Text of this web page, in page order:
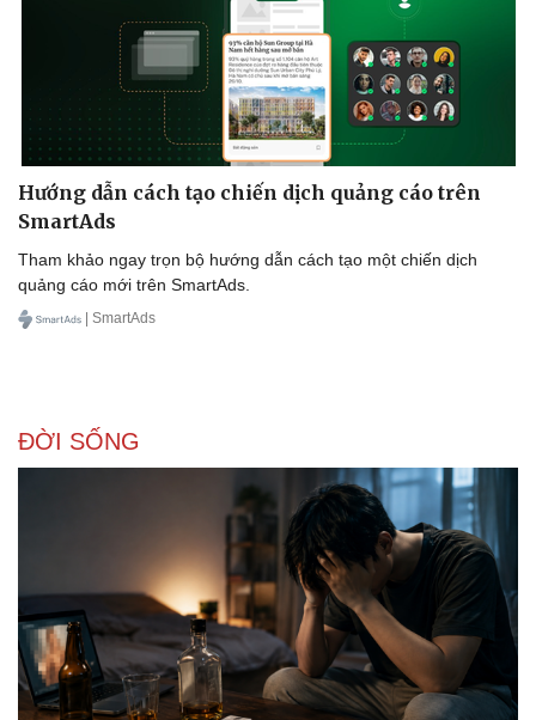
Doanh nghiệp
Thông tin doanh nghiệp
Doanh nghiệp 24h
Doanh nhân
Vì cộng đồng
Công nghệ
Sành điệu
Tin Công nghệ
Trải nghiệm
Hướng dẫn cách tạo chiến dịch quảng cáo trên
SmartAds
Tham khảo ngay trọn bộ hướng dẫn cách tạo một chiến dịch
quảng cáo mới trên SmartAds.
| SmartAds
ĐỜI SỐNG